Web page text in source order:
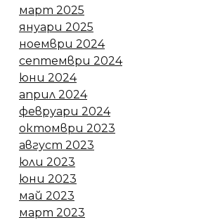
март 2025
януари 2025
ноември 2024
септември 2024
юни 2024
април 2024
февруари 2024
октомври 2023
август 2023
юли 2023
юни 2023
май 2023
март 2023